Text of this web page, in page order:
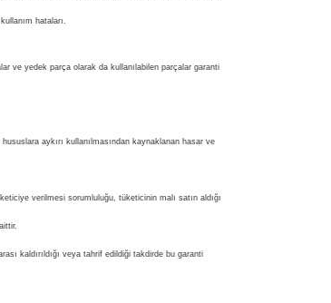
hataları.
ve yedek parça olarak da kullanılabilen parçalar garanti
aykırı kullanılmasından kaynaklanan hasar ve
verilmesi sorumluluğu, tüketicinin malı satın aldığı
kaldırıldığı veya tahrif edildiği takdirde bu garanti